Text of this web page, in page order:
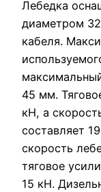
Лебедка
диаметром
кабеля.
45 мм.
кН, а
составляет
скорость
тяговое
15 кН.